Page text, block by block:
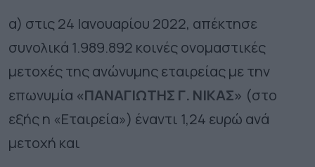
α) στις 24 Ιανουαρίου 2022, απέκτησε
συνολικά 1.989.892 κοινές ονομαστικές
μετοχές της ανώνυμης εταιρείας με την
επωνυμία «ΠΑΝΑΓΙΩΤΗΣ Γ. ΝΙΚΑΣ» (στο
εξής η «Εταιρεία») έναντι 1,24 ευρώ ανά
μετοχή και